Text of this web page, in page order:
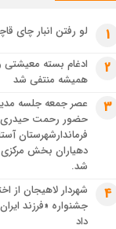
آخر در آستان امام رئوف
تصاویر هوایی مراسم
شهید ایران – مشهد
4 هفته قبل
مراسم تشییع پیکر مطهر
مشهد
تصاویری از تراکم
ثورهالعشرین نجف اشرف
1 لو رفتن انبار چای
2
ادغام بسته معیشتی
همیشه منتفی شد
3
عصر جمعه جلسه
حضور رحمت حیدری
فرماندارشهرستان
دهیاران بخش مرکزی و
شد.
4
شهردار لاهیجان از
جشنواره «فرزند
داد